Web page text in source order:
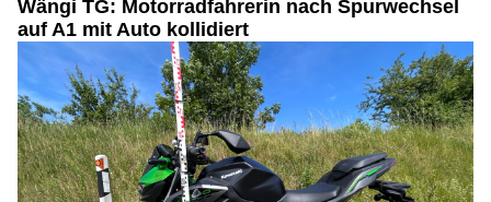
Wängi TG: Motorradfahrerin nach Spurwechsel
auf A1 mit Auto kollidiert